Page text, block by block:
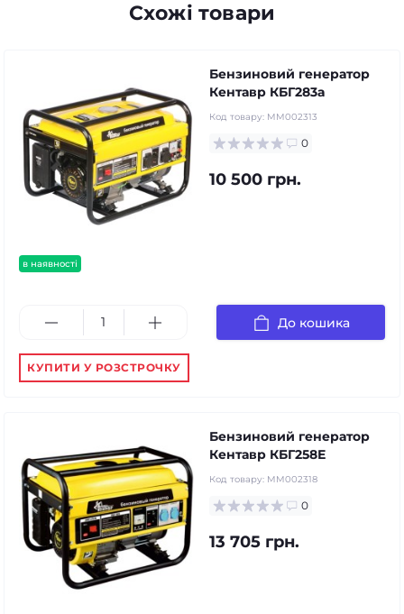
Схожі товари
в наявності
Бензиновий генератор
Кентавр КБГ283а
Код товару: MM002313
0
10 500 грн.
До кошика
КУПИТИ У РОЗСТРОЧКУ
Бензиновий генератор
Кентавр КБГ258Е
Код товару: MM002318
0
13 705 грн.